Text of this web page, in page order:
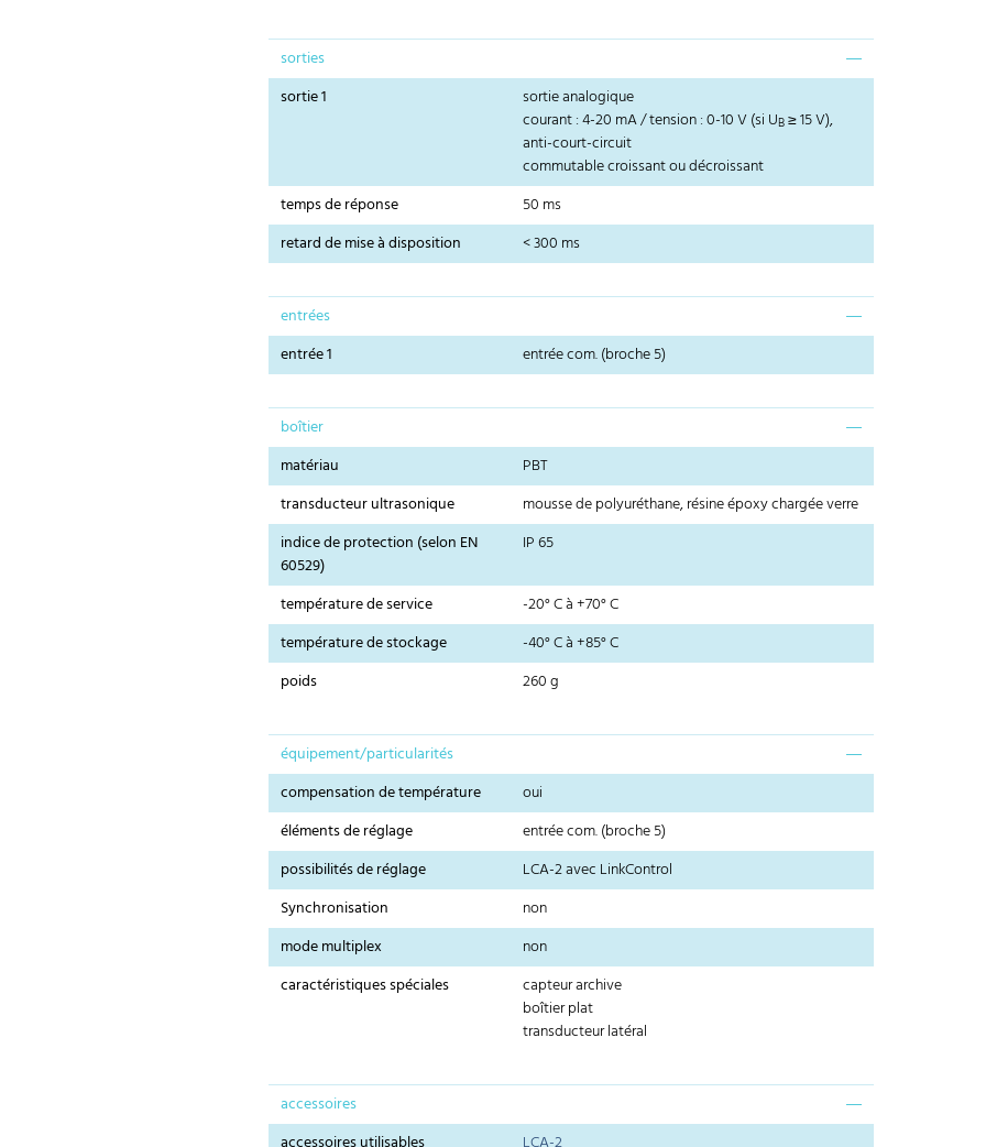
sorties
sortie 1
sortie analogique
courant : 4-20 mA / tension : 0-10 V (si UB≥ 15 V),
anti-court-circuit
commutable croissant ou décroissant
temps de réponse
50 ms
retard de mise à disposition
< 300 ms
entrées
entrée 1
entrée com. (broche 5)
boîtier
matériau
PBT
transducteur ultrasonique
mousse de polyuréthane, résine époxy chargée verre
indice de protection (selon EN
60529)
IP 65
température de service
-20° C à +70° C
température de stockage
-40° C à +85° C
poids
260 g
équipement/particularités
compensation de température
oui
éléments de réglage
entrée com. (broche 5)
possibilités de réglage
LCA-2 avec LinkControl
Synchronisation
non
mode multiplex
non
caractéristiques spéciales
capteur archive
boîtier plat
transducteur latéral
accessoires